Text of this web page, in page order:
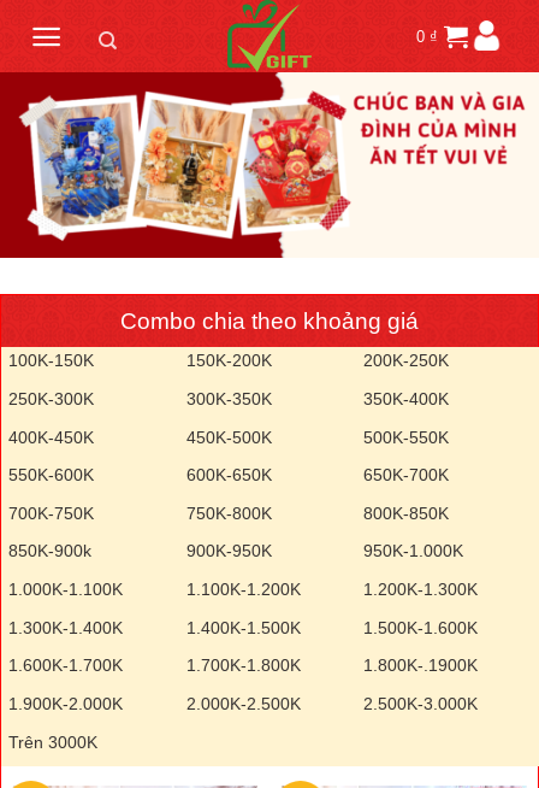
content
0 ₫
Combo chia theo khoảng giá
100K-150K 150K-200K
200K-250K
250K-300K
300K-350K
350K-400K
400K-450K
450K-500K
500K-550K
550K-600K
600K-650K
650K-700K
700K-750K
750K-800K
800K-850K
850K-900k
900K-950K
950K-1.000K
1.000K-1.100K
1.100K-1.200K
1.200K-1.300K
1.300K-1.400K
1.400K-1.500K
1.500K-1.600K
1.600K-1.700K
1.700K-1.800K
1.800K-.1900K
1.900K-2.000K
2.000K-2.500K
2.500K-3.000K
Trên 3000K